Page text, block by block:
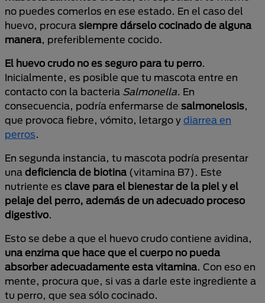
no puedes comerlos en ese estado. En el caso del
huevo, procura siempre dárselo cocinado de alguna
manera, preferiblemente cocido.
El huevo crudo no es seguro para tu perro.
Inicialmente, es posible que tu mascota entre en
contacto con la bacteria Salmonella. En
consecuencia, podría enfermarse de salmonelosis,
que provoca fiebre, vómito, letargo y diarrea en
perros.
En segunda instancia, tu mascota podría presentar
una deficiencia de biotina (vitamina B7). Este
nutriente es clave para el bienestar de la piel y el
pelaje del perro, además de un adecuado proceso
digestivo.
Esto se debe a que el huevo crudo contiene avidina,
una enzima que hace que el cuerpo no pueda
absorber adecuadamente esta vitamina. Con eso en
mente, procura que, si vas a darle este ingrediente a
tu perro, que sea sólo cocinado.